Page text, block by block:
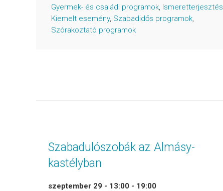
Gyermek- és családi programok Ismeretterjesztés
Kiemelt esemény, Szabadidős programok
Szórakoztató programok
Szabadulószobák az Almásy-
kastélyban
szeptember 29 - 13:00 - 19:00